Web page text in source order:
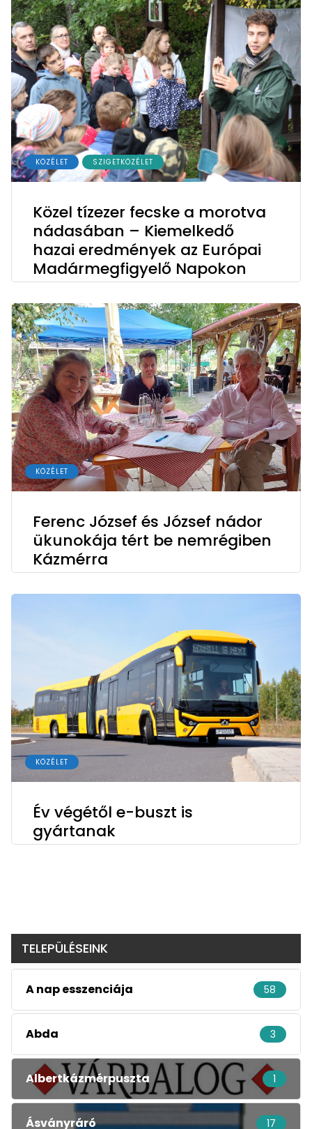
KÖZÉLET SZIGETKÖZÉLET
Közel tízezer fecske a morotva
nádasában – Kiemelkedő
hazai eredmények az Európai
Madármegfigyelő Napokon
KÖZÉLET
Ferenc József és József nádor
ükunokája tért be nemrégiben
Kázmérra
KÖZÉLET
Év végétől e-buszt is
gyártanak
TELEPÜLÉSEINK
A nap esszenciája 58
Abda 3
Albertkázmérpuszta 1
Ásványráró 17